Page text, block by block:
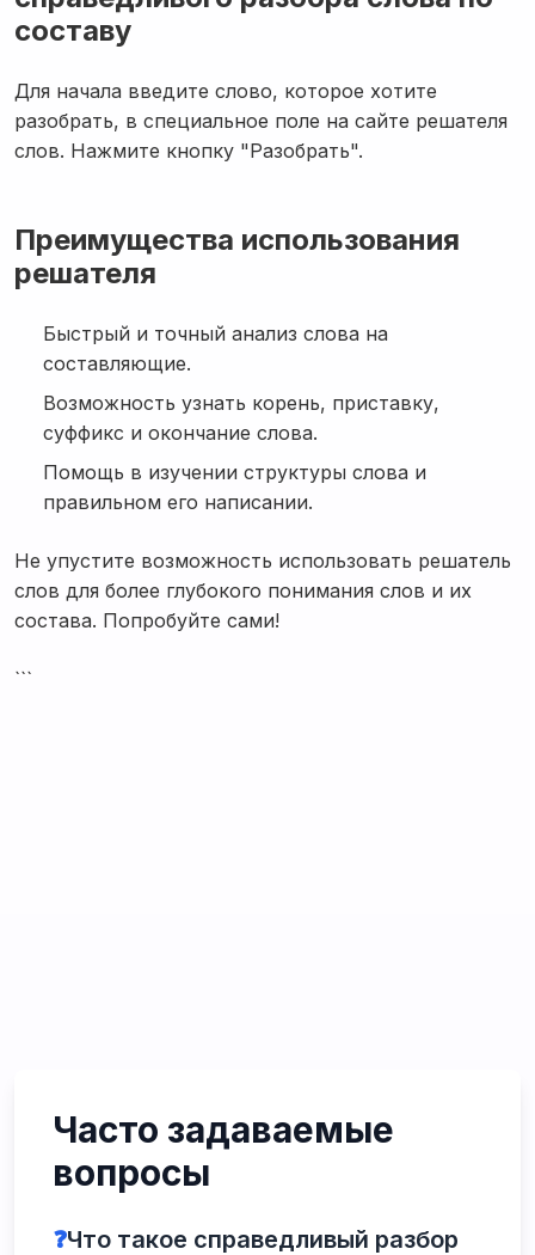
составу
Для начала введите слово, которое хотите
разобрать, в специальное поле на сайте решателя
слов. Нажмите кнопку "Разобрать".
Преимущества использования
решателя
Быстрый и точный анализ слова на
составляющие.
Возможность узнать корень, приставку,
суффикс и окончание слова.
Помощь в изучении структуры слова и
правильном его написании.
Не упустите возможность использовать решатель
слов для более глубокого понимания слов и их
состава. Попробуйте сами!
```
Часто задаваемые
вопросы
❓Что такое справедливый разбор